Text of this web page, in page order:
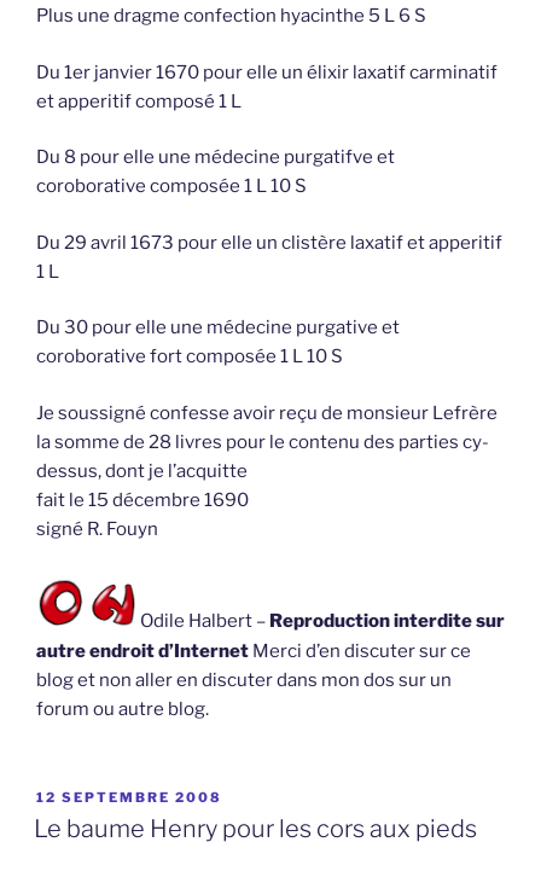
Plus une dragme confection hyacinthe 5 L 6 S
Du 1er janvier 1670 pour elle un élixir laxatif carminatif
et apperitif composé 1 L
Du 8 pour elle une médecine purgatifve et
coroborative composée 1 L 10 S
Du 29 avril 1673 pour elle un clistère laxatif et apperitif
1 L
Du 30 pour elle une médecine purgative et
coroborative fort composée 1 L 10 S
Je soussigné confesse avoir reçu de monsieur Lefrère
la somme de 28 livres pour le contenu des parties cy-
dessus, dont je l’acquitte
fait le 15 décembre 1690
signé R. Fouyn
Odile Halbert – Reproduction interdite sur
autre endroit d’Internet Merci d’en discuter sur ce
blog et non aller en discuter dans mon dos sur un
forum ou autre blog.
PUBLIÉ
LE
12 SEPTEMBRE 2008
Le baume Henry pour les cors aux pieds